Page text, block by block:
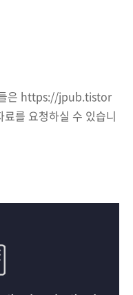
은 https://jpub.tistor
를 요청하실 수 있습니